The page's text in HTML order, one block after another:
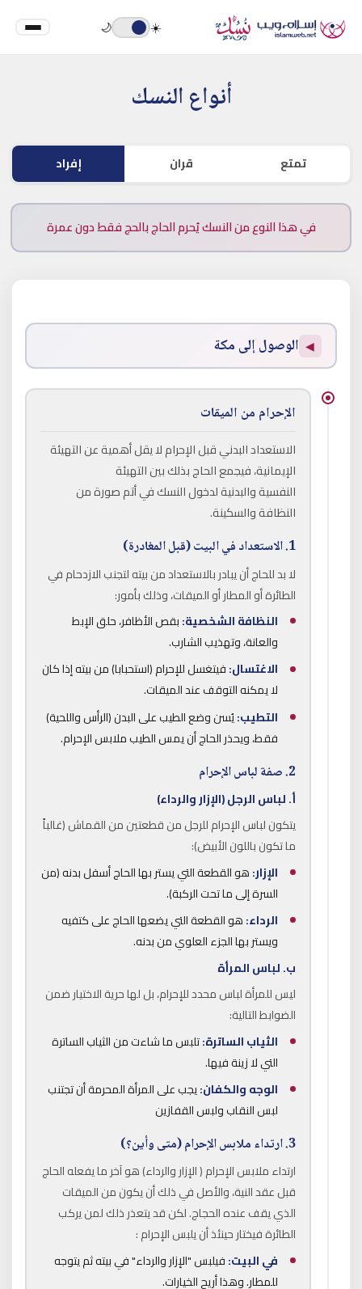
☀️
🌙
أنواع النسك
تمتع قران إفراد
في هذا النوع من النسك يُحرم الحاج بالحج فقط دون عمرة
◀ الوصول إلى مكة
الإحرام من الميقات
الاستعداد البدني قبل الإحرام لا يقل أهمية عن التهيئة
الإيمانية، فيجمع الحاج بذلك بين التهيئة
النفسية والبدنية لدخول النسك في أتم صورة من
النظافة والسكينة.
1. الاستعداد في البيت (قبل المغادرة)
لا بد للحاج أن يبادر بالاستعداد من بيته لتجنب الازدحام في
الطائرة أو المطار أو الميقات، وذلك بأمور:
النظافة الشخصية:بقص الأظافر، حلق الإبط
والعانة، وتهذيب الشارب.
الاغتسال:فيتغسل للإحرام (استحبابا) من بيته إذا كان
لا يمكنه التوقف عند الميقات.
التطيب:يُسن وضع الطيب على البدن (الرأس واللحية)
فقط، ويحذر الحاج أن يمس الطيب ملابس الإحرام.
2. صفة لباس الإحرام
أ. لباس الرجل (الإزار والرداء)
يتكون لباس الإحرام للرجل من قطعتين من القماش (غالباً
ما تكون باللون الأبيض):
الإزار:هو القطعة التي يستر بها الحاج أسفل بدنه (من
السرة إلى ما تحت الركبة).
الرداء:هو القطعة التي يضعها الحاج على كتفيه
ويستر بها الجزء العلوي من بدنه.
ب. لباس المرأة
ليس للمرأة لباس محدد للإحرام، بل لها حرية الاختيار ضمن
الضوابط التالية:
الثياب الساترة:تلبس ما شاءت من الثياب الساترة
التي لا زينة فيها.
الوجه والكفان:يجب على المرأة المحرمة أن تجتنب
لبس النقاب ولبس القفازين
3. ارتداء ملابس الإحرام (متى وأين؟)
ارتداء ملابس الإحرام ( الإزار والرداء) هو آخر ما يفعله الحاج
قبل عقد النية، والأصل في ذلك أن يكون من الميقات
الذي يقف عنده الحجاج. لكن قد يتعذر ذلك لمن يركب
الطائرة فيختار حينئذ أن يلبس الإحرام :
في البيت:فيلبس "الإزار والرداء" في بيته ثم يتوجه
للمطار. وهذا أريح الخيارات.